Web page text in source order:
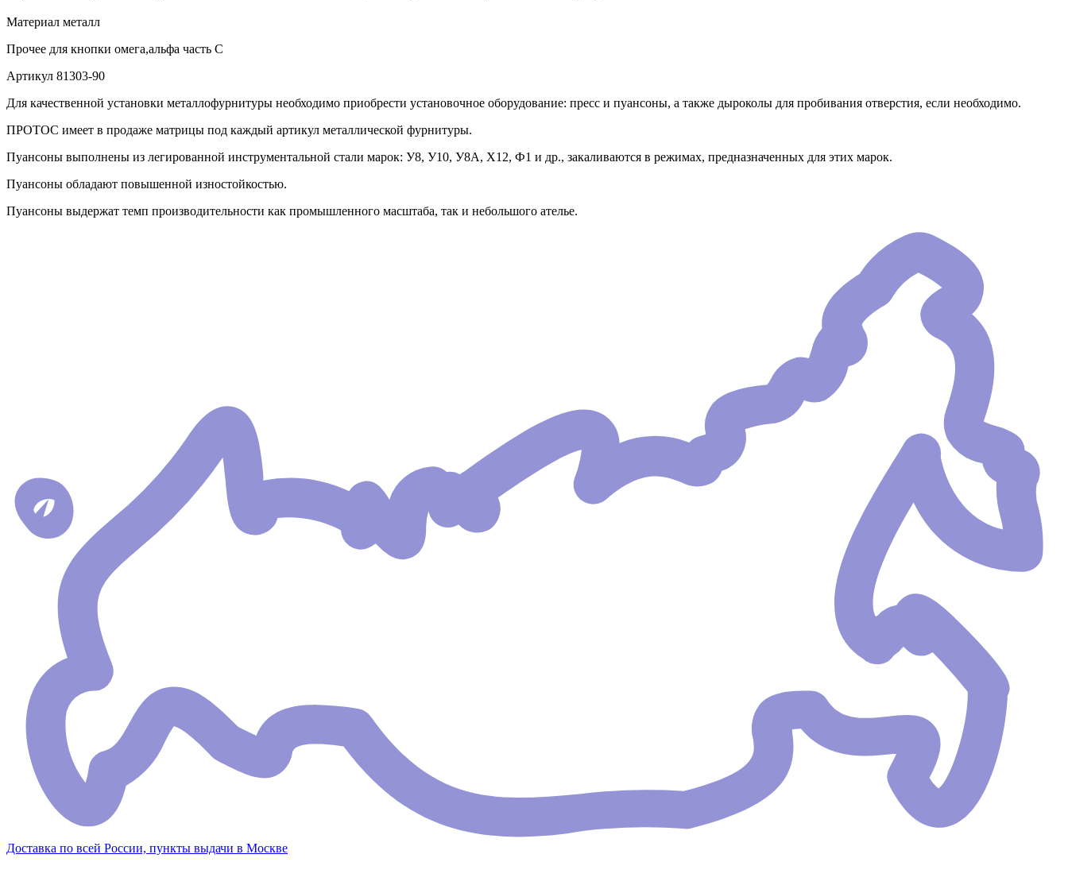
Материал металл
Прочее для кнопки омега,альфа часть С
Артикул 81303-90
Для качественной установки металлофурнитуры необходимо приобрести установочное оборудование: пресс и пуансоны, а также дыроколы для пробивания отверстия, если необходимо.
ПРОТОС имеет в продаже матрицы под каждый артикул металлической фурнитуры.
Пуансоны выполнены из легированной инструментальной стали марок: У8, У10, У8А, Х12, Ф1 и др., закаливаются в режимах, предназначенных для этих марок.
Пуансоны обладают повышенной изностойкостью.
Пуансоны выдержат темп производительности как промышленного масштаба, так и небольшого ателье.
Доставка по всей России, пункты выдачи в Москве